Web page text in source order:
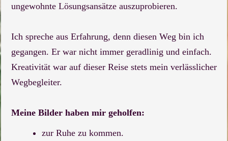
ungewohnte Lösungsansätze auszuprobieren.
Ich spreche aus Erfahrung, denn diesen Weg bin ich
gegangen. Er war nicht immer geradlinig und einfach.
Kreativität war auf dieser Reise stets mein verlässlicher
Wegbegleiter.
Meine Bilder haben mir geholfen:
zur Ruhe zu kommen.